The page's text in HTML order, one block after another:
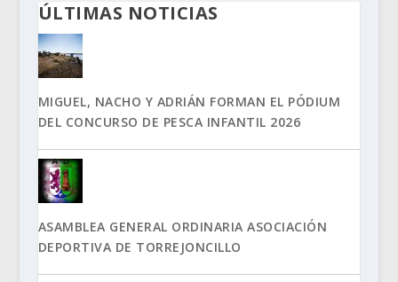
ÚLTIMAS NOTICIAS
MIGUEL, NACHO Y ADRIÁN FORMAN EL PÓDIUM
DEL CONCURSO DE PESCA INFANTIL 2026
ASAMBLEA GENERAL ORDINARIA ASOCIACIÓN
DEPORTIVA DE TORREJONCILLO